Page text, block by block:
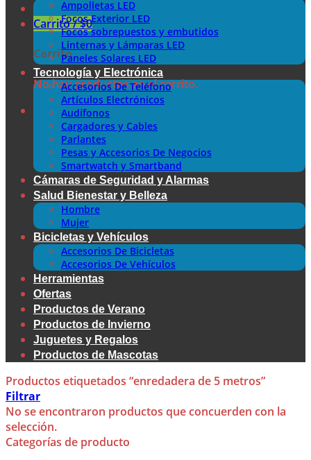
Carrito /$0
Carrito
No hay productos en el carrito.
Ampolletas LED
Focos Exterior LED
Focos sobrepuestos y embutidos
Linternas y Lámparas LED
Paneles Solares LED
Tecnología y Electrónica
Accesorios De Teléfono
Artículos Electrónicos
Audífonos
Cargadores y Cables
Parlantes
Pesas y Accesorios De Negocios
Smartwatch y Smartband
Cámaras de Seguridad y Alarmas
Salud Bienestar y Belleza
Hombre
Mujer
Bicicletas y Vehículos
Accesorios De Bicicletas
Accesorios De Vehículos
Herramientas
Ofertas
Productos de Verano
Productos de Invierno
Juguetes y Regalos
Productos de Mascotas
Productos etiquetados “enredadera de 5 metros”
Filtrar
No se encontraron productos que concuerden con la
selección.
Categorías de producto